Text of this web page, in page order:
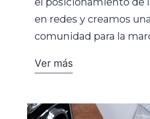
en redes y creamos
comunidad para la
Ver más